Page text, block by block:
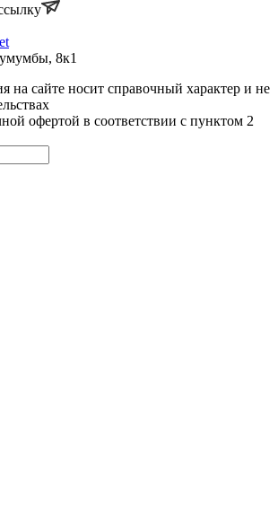
8к1
на сайте носит справочный характер и не
офертой в соответствии с пунктом 2